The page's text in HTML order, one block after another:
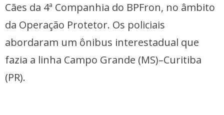
Cães da 4ª Companhia do BPFron, no âmbito
da Operação Protetor. Os policiais
abordaram um ônibus interestadual que
fazia a linha Campo Grande (MS)–Curitiba
(PR).